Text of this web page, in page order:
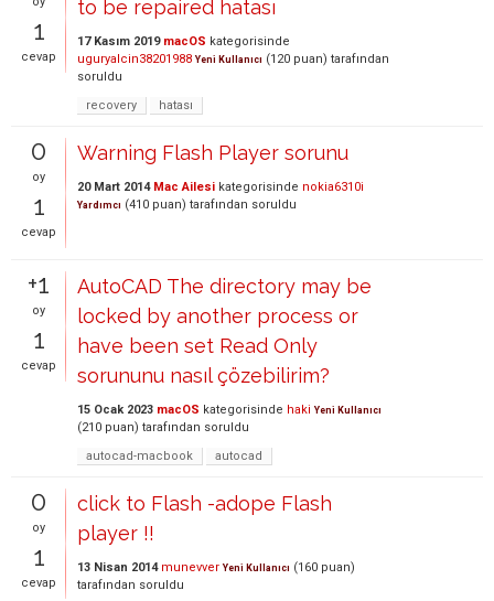
1
cevap
to be repaired hatası
17 Kasım 2019 macOS kategorisinde
uguryalcin38201988 Yeni Kullanıcı (120 puan) tarafından
soruldu
recovery
hatası
0
oy
1
cevap
Warning Flash Player sorunu
20 Mart 2014 Mac Ailesi kategorisinde nokia6310i
Yardımcı (410 puan) tarafından soruldu
+1
oy
1
cevap
AutoCAD The directory may be
locked by another process or
have been set Read Only
sorununu nasıl çözebilirim?
15 Ocak 2023 macOS kategorisinde haki Yeni Kullanıcı
(210 puan) tarafından soruldu
autocad-macbook
autocad
0
oy
1
cevap
click to Flash -adope Flash
player !!
13 Nisan 2014 munevver Yeni Kullanıcı (160 puan)
tarafından soruldu